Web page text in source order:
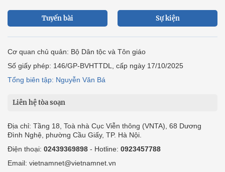
Tuyến bài Sự kiện
Cơ quan chủ quản: Bộ Dân tộc và Tôn giáo
Số giấy phép: 146/GP-BVHTTDL, cấp ngày 17/10/2025
Tổng biên tập: Nguyễn Văn Bá
Liên hệ tòa soạn
Địa chỉ: Tầng 18, Toà nhà Cục Viễn thông (VNTA), 68 Dương
Đình Nghệ, phường Cầu Giấy, TP. Hà Nội.
Điện thoại: 02439369898 - Hotline: 0923457788
Email: vietnamnet@vietnamnet.vn